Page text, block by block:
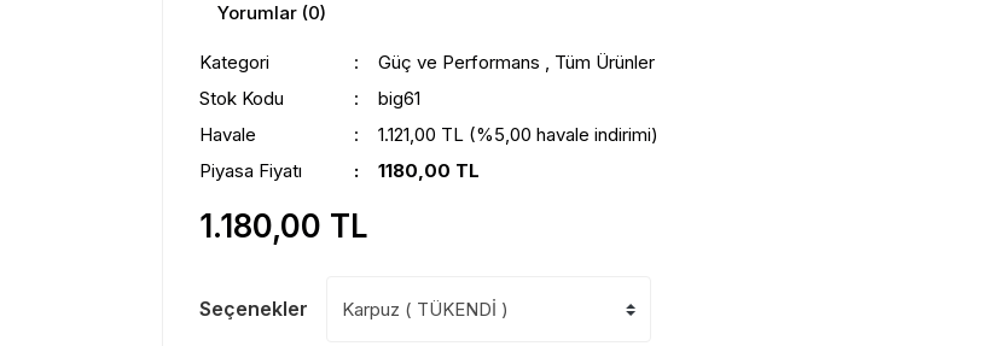
Yorumlar (0)
Kategori Güç ve Performans , Tüm Ürünler
Stok Kodu
big61
Havale
1.121,00 TL (%5,00 havale indirimi)
Piyasa Fiyatı
1180,00 TL
1.180,00 TL
Seçenekler